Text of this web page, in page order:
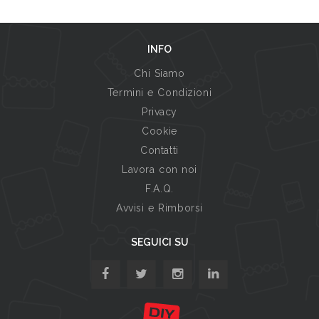
INFO
Chi Siamo
Termini e Condizioni
Privacy
Cookie
Contatti
Lavora con noi
F.A.Q.
Avvisi e Rimborsi
SEGUICI SU